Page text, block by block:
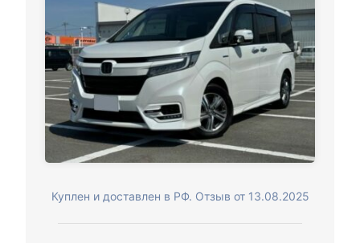
Куплен и доставлен в РФ. Отзыв от 13.08.2025